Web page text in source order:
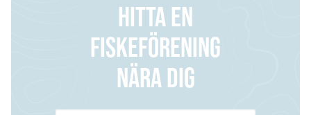
HITTA EN
FISKEFÖRENING
NÄRA DIG